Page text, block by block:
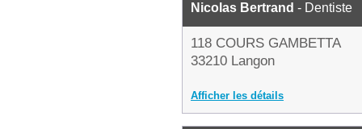
Nicolas Bertrand - Dentiste
118 COURS GAMBETTA
33210 Langon
Afficher les détails